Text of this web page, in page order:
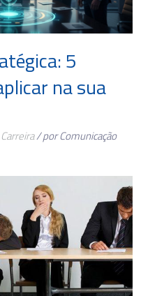
5
na sua
Carreira/ por Comunicação